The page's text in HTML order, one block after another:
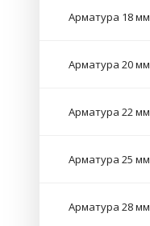
Арматура 18 мм
Арматура 20 мм
Арматура 22 мм
Арматура 25 мм
Арматура 28 мм